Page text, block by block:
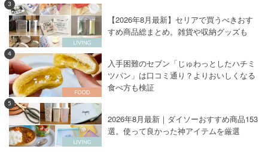
3
【2026年8月最新】セリアで買うべきおす
すめ商品総まとめ。雑貨や収納グッズも
4
入手困難のセブン「じゅわっとしたハチミ
ツパン」は口コミ通り？よりおいしくなる
食べ方も検証
5
2026年8月最新｜ダイソーおすすめ商品153
選。使って良かった神アイテムを厳選